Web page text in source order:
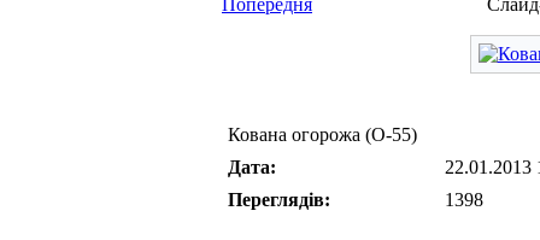
Попередня
Кована огорожа (О-55)
Дата:
22.01.2013
Переглядів:
1398